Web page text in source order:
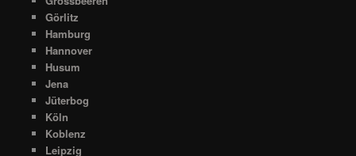
Görlitz
Hamburg
Hannover
Husum
Jena
Jüterbog
Köln
Koblenz
Leipzig